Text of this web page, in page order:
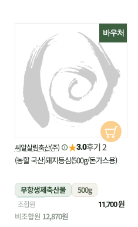
바우처
씨알살림축산(주) ★3.0후기 2
(농할 국산)돼지등심(500g/돈가스용)
무항생제축산물
500g
냉장
조합원 11,700원
비조합원 12,870원